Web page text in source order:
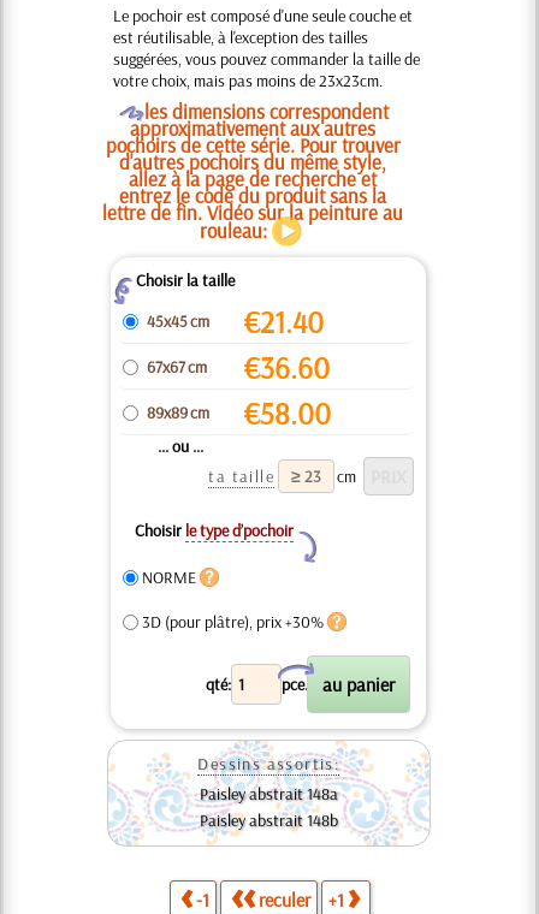
Le pochoir est composé d'une seule couche et
est réutilisable, à l'exception des tailles
suggérées, vous pouvez commander la taille de
votre choix, mais pas moins de 23x23cm.
Oles dimensions correspondent
approximativement aux autres
pochoirs de cette série. Pour trouver
d'autres pochoirs du même style,
allez à la page de recherche et
entrez le code du produit sans la
lettre de fin. Vidéo sur la peinture au
rouleau:
ZChoisir la taille
45x45 cm
€21.40
67x67 cm €36.60
89x89 cm €58.00
... ou ...
ta taille
cm
Choisir le type d’pochoir
Y
NORME
3D (pour plâtre), prix +30%
qté: pce.
X
Dessins assortis:
Paisley abstrait 148a
Paisley abstrait 148b
-1 reculer +1